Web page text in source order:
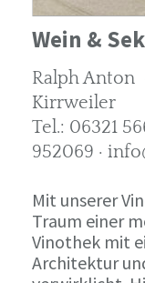
Wein &
Ralph Anton
Kirrweiler
Tel.: 06321
952069 ·
Mit unserer
Traum einer
Vinothek mit
Architektur